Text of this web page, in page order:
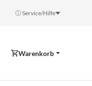
ⓘ Service/Hilfe
Warenkorb